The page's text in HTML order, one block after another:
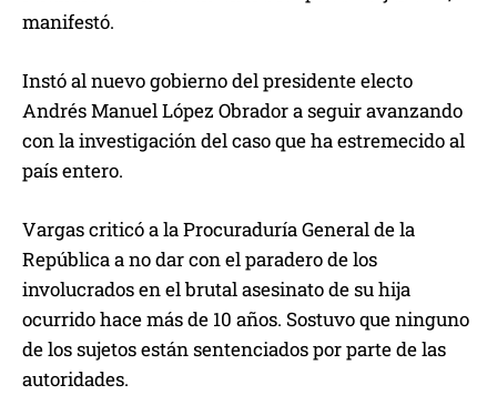
manifestó.
Instó al nuevo gobierno del presidente electo
Andrés Manuel López Obrador a seguir avanzando
con la investigación del caso que ha estremecido al
país entero.
Vargas criticó a la Procuraduría General de la
República a no dar con el paradero de los
involucrados en el brutal asesinato de su hija
ocurrido hace más de 10 años. Sostuvo que ninguno
de los sujetos están sentenciados por parte de las
autoridades.